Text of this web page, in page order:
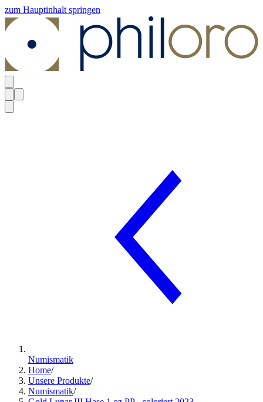
zum Hauptinhalt springen
Numismatik
Home/
Unsere Produkte/
Numismatik/